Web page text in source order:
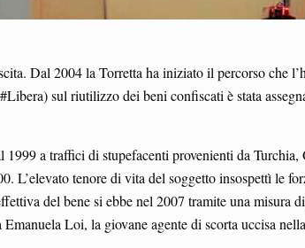
Dal 2004 la Torretta ha iniziato il percorso che
sul riutilizzo dei beni confiscati è stata
a traffici di stupefacenti provenienti da
tenore di vita del soggetto insospettì le
del bene si ebbe nel 2007 tramite una misura
Loi, la giovane agente di scorta uccisa